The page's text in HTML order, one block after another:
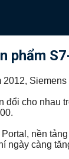
phẩm
Siemens
đổi cho nhau
nền
ngày càng